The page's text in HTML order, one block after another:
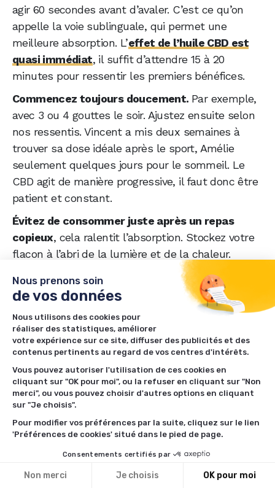
agir 60 secondes avant d’avaler. C’est ce qu’on
appelle la voie sublinguale, qui permet une
meilleure absorption. L’effet de l’huile CBD est
quasi immédiat, il suffit d’attendre 15 à 20
minutes pour ressentir les premiers bénéfices.
Commencez toujours doucement. Par exemple,
avec 3 ou 4 gouttes le soir. Ajustez ensuite selon
nos ressentis. Vincent a mis deux semaines à
trouver sa dose idéale après le sport, Amélie
seulement quelques jours pour le sommeil. Le
CBD agit de manière progressive, il faut donc être
patient et constant.
Évitez de consommer juste après un repas
copieux, cela ralentit l’absorption. Stockez votre
flacon à l’abri de la lumière et de la chaleur.
Enfin, n’hésitez pas à tenir un petit carnet CBD ✏️
car noter vos prises et ressentis peut vous aider à
mieux ajuster le dosage. Avec un peu d’écoute de
soi, l’huile devient vite un allié du quotidien. Et si
vous souffrez d’anxiété, vous pouvez comparer
lesmeilleures huiles CBD pour anxiété afin de
faire un choix éclairé.
Sandrine est rédactrice pour le média Planposey et a
Nous prenons soin
de vos données
Nous utilisons des cookies pour
réaliser des statistiques, améliorer
votre expérience sur ce site, diffuser des publicités et des
contenus pertinents au regard de vos centres d'intérêts.
Vous pouvez autoriser l'utilisation de ces cookies en
cliquant sur "OK pour moi", ou la refuser en cliquant sur "Non
merci", ou vous pouvez choisir d'autres options en cliquant
sur "Je choisis".
Pour modifier vos préférences par la suite, cliquez sur le lien
'Préférences de cookies' situé dans le pied de page.
Consentements certifiés par
Non merci Je choisis OK pour moi